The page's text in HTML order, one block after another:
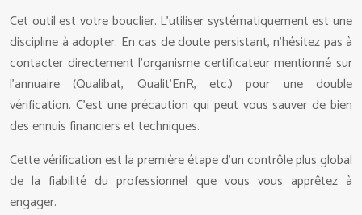
Cet outil est votre bouclier. L’utiliser systématiquement est une
discipline à adopter. En cas de doute persistant, n’hésitez pas à
contacter directement l’organisme certificateur mentionné sur
l’annuaire (Qualibat, Qualit’EnR, etc.) pour une double
vérification. C’est une précaution qui peut vous sauver de bien
des ennuis financiers et techniques.
Cette vérification est la première étape d’un contrôle plus global
de la fiabilité du professionnel que vous vous apprêtez à
engager.